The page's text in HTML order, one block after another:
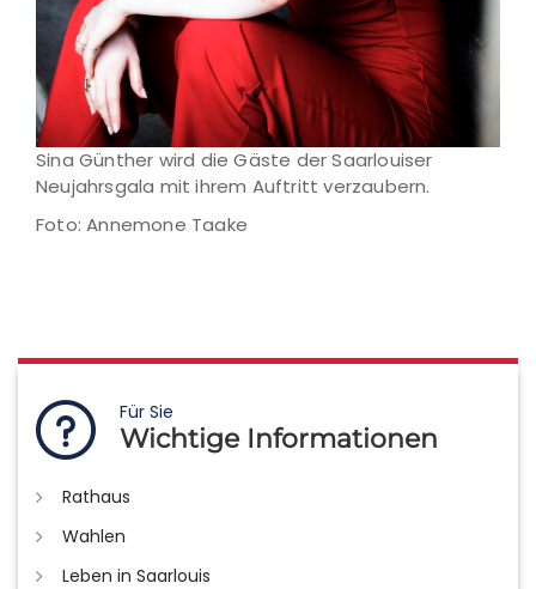
Sina Günther wird die Gäste der Saarlouiser
Neujahrsgala mit ihrem Auftritt verzaubern.
Foto: Annemone Taake
Für Sie
Wichtige Informationen
Rathaus
Wahlen
Leben in Saarlouis